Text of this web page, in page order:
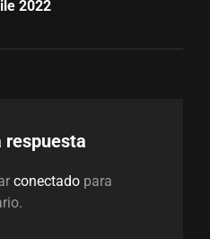
2022
respuesta
conectado para